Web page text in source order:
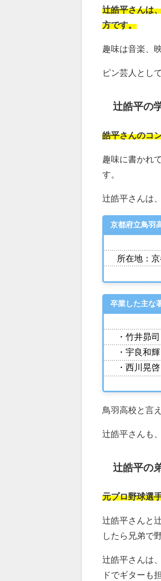
辻皓平さんは
方です。
趣味は音楽、
ピン芸人とし
辻皓平の
皓平さんのコ
趣味に書かれ
す。
辻皓平さんは
京都府立鳥羽
所在地：
卒業した主な
・竹井昴
・宇良和
・西川晃
鳥羽高校と言
辻皓平さんも
辻皓平の
元プロ野球選
辻皓平さんと
したら兄弟で
辻皓平さんは
ドでギターも